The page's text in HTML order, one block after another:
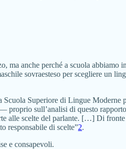
ma anche perché a scuola abbiamo
sovraesteso per scegliere un
Scuola Superiore di Lingue Moderne
sull’analisi di questo
alle scelte del parlante. […] Di
responsabile di scelte”2.
e consapevoli.